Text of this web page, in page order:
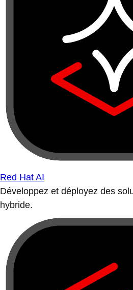
Red Hat AI
Développez et déployez des
hybride.